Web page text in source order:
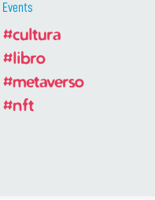
Events
#cultura
#libro
#metaverso
#nft